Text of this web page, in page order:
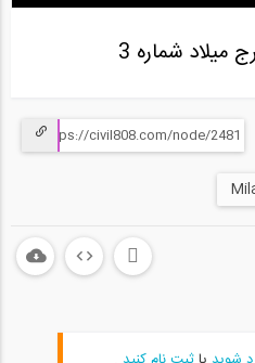
مستند جا به جایی های
عظیم "مخاطره...میلاد شماره 3